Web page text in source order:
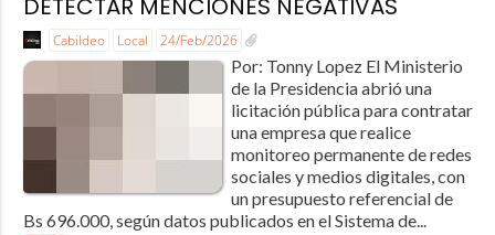
DETECTAR MENCIONES NEGATIVAS
Cabildeo Local 24/Feb/2026
Por: Tonny Lopez El Ministerio
de la Presidencia abrió una
licitación pública para contratar
una empresa que realice
monitoreo permanente de redes
sociales y medios digitales, con
un presupuesto referencial de
Bs 696.000, según datos publicados en el Sistema de...